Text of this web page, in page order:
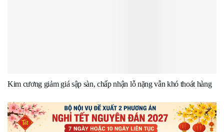
Kim cương giảm giá sập sàn, chấp nhận lỗ nặng vẫn khó thoát hàng